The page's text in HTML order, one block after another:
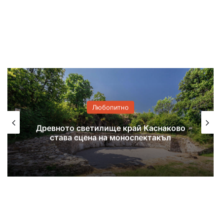
Любопитно
Древното светилище край Каснаково
става сцена на моноспектакъл